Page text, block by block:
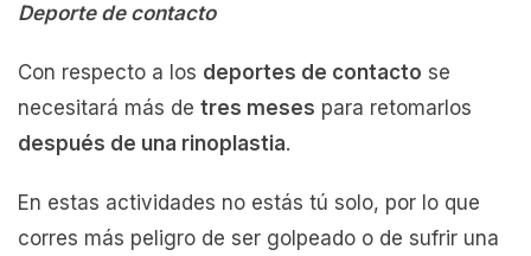
Deporte de contacto
Con respecto a los deportes de contacto se
necesitará más de tres meses para retomarlos
después de una rinoplastia.
En estas actividades no estás tú solo, por lo que
corres más peligro de ser golpeado o de sufrir una